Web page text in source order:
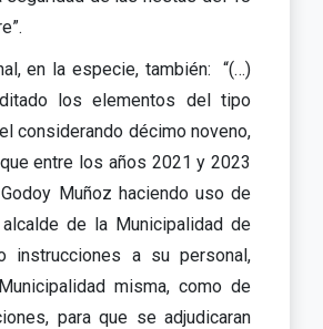
en la especie, también: “(…)
los elementos del tipo
considerando décimo noveno,
entre los años 2021 y 2023
Muñoz haciendo uso de
de la Municipalidad de
instrucciones a su personal,
misma, como de
para que se adjudicaran